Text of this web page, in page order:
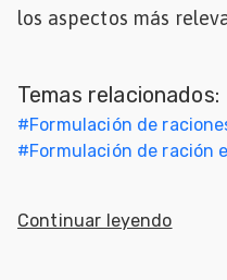
los aspectos más
Temas relacionados:
#Formulación de
#Formulación de ración
Continuar leyendo